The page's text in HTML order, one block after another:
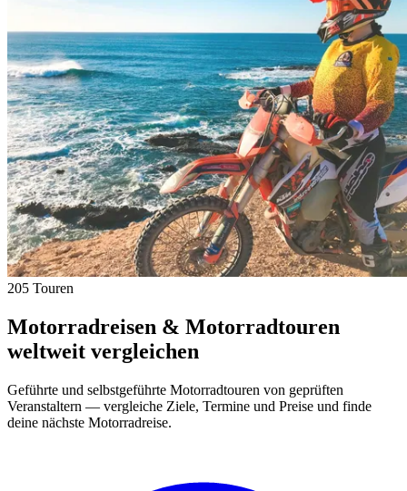
205 Touren
Motorradreisen & Motorradtouren
weltweit vergleichen
Geführte und selbstgeführte Motorradtouren von geprüften
Veranstaltern — vergleiche Ziele, Termine und Preise und finde
deine nächste Motorradreise.